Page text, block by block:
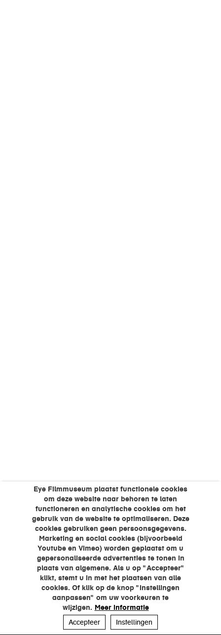
Eye Filmmuseum plaatst functionele cookies
om deze website naar behoren te laten
functioneren en analytische cookies om het
gebruik van de website te optimaliseren. Deze
cookies gebruiken geen persoonsgegevens.
Marketing en social cookies (bijvoorbeeld
Youtube en Vimeo) worden geplaatst om u
gepersonaliseerde advertenties te tonen in
plaats van algemene. Als u op "Accepteer"
klikt, stemt u in met het plaatsen van alle
cookies. Of klik op de knop "Instellingen
aanpassen" om uw voorkeuren te
wijzigen. Meer informatie
Accepteer
Instellingen